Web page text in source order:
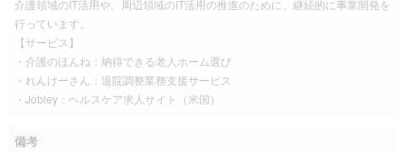
介護領域のIT活用や、周辺領域のIT活用の推進のために、継続的に事業開発を
行っています。
【サービス】
・介護のほんね：納得できる老人ホーム選び
・れんけーさん：退院調整業務支援サービス
・Jobley：ヘルスケア求人サイト（米国）
備考